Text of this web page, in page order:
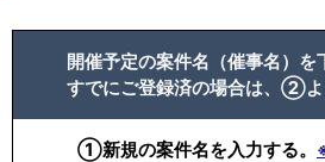
開催予定の案件名（催事名）
すでにご登録済の場合は、②
①新規の案件名を入力する。